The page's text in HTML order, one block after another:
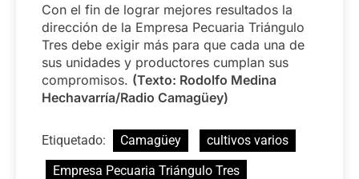
Con el fin de lograr mejores resultados la
dirección de la Empresa Pecuaria Triángulo
Tres debe exigir más para que cada una de
sus unidades y productores cumplan sus
compromisos. (Texto: Rodolfo Medina
Hechavarría/Radio Camagüey)
Etiquetado: Camagüey
cultivos varios
Empresa Pecuaria Triángulo Tres